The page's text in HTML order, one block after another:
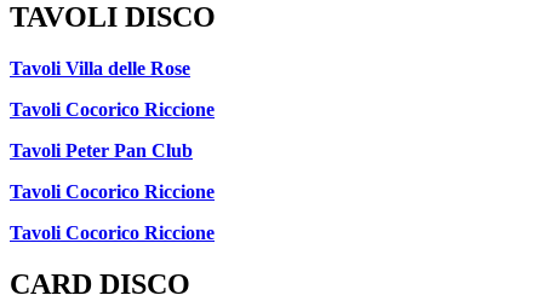
TAVOLI DISCO
Tavoli Villa delle Rose
Tavoli Cocorico Riccione
Tavoli Peter Pan Club
Tavoli Cocorico Riccione
Tavoli Cocorico Riccione
CARD DISCO